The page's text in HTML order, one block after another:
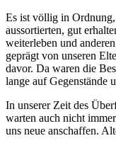
Es ist völlig in
aussortierten, gut
weiterleben und
geprägt von unseren
davor. Da waren die
lange auf Gegenstände
In unserer Zeit des
warten auch nicht
uns neue anschaffen.